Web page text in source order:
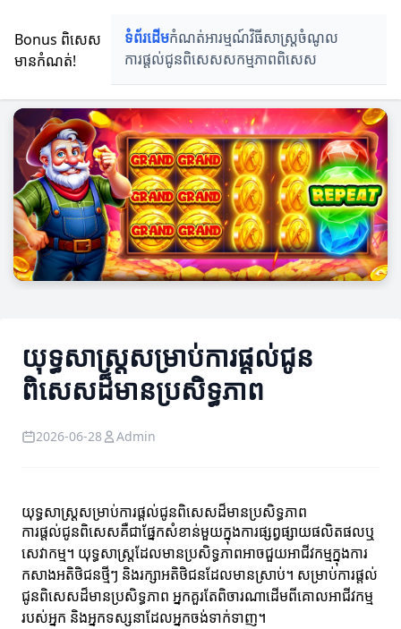
Bonus ពិសេស
មានកំណត់!
ទំព័រដើមកំណត់អារម្មណ៍វិធីសាស្រ្តចំណូល
ការផ្តល់ជូនពិសេសសកម្មភាពពិសេស
យុទ្ធសាស្ត្រសម្រាប់ការផ្តល់ជូន
ពិសេសដ៏មានប្រសិទ្ធភាព
2026-06-28 Admin
យុទ្ធសាស្ត្រសម្រាប់ការផ្តល់ជូនពិសេសដ៏មានប្រសិទ្ធភាព
ការផ្តល់ជូនពិសេសគឺជាផ្នែកសំខាន់មួយក្នុងការផ្សព្វផ្សាយផលិតផលឬ
សេវាកម្ម។ យុទ្ធសាស្ត្រដែលមានប្រសិទ្ធភាពអាចជួយអាជីវកម្មក្នុងការ
កសាងអតិថិជនថ្មីៗ និងរក្សាអតិថិជនដែលមានស្រាប់។ សម្រាប់ការផ្តល់
ជូនពិសេសដ៏មានប្រសិទ្ធភាព អ្នកគួរតែពិចារណាដើមពីគោលអាជីវកម្ម
របស់អ្នក និងអ្នកទស្សនាដែលអ្នកចង់ទាក់ទាញ។